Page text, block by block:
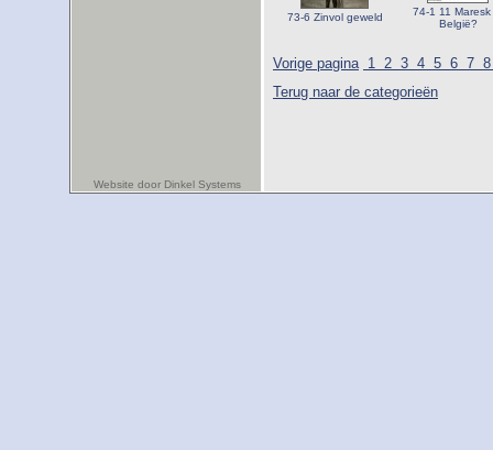
73-6 Zinvol geweld
74-1 11 Maresk
België?
Vorige pagina 1 2 3 4 5 6 7
Terug naar de categorieën
Website door Dinkel Systems